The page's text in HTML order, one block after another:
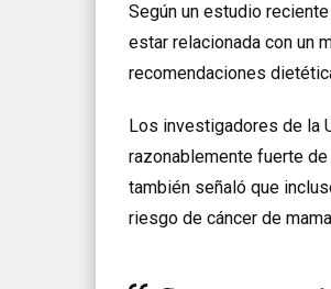
Según un estudio
estar relacionada con un
recomendaciones
Los investigadores de la
razonablemente fuerte
también señaló que
riesgo de cáncer de